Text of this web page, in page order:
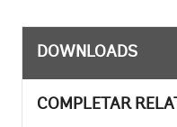
DOWNLOADS
COMPLETAR